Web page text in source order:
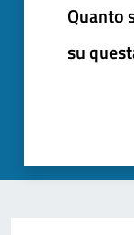
Quanto
su